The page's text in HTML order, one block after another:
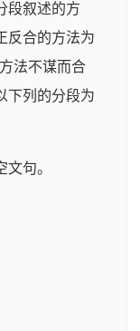
段叙述的方
反合的方法为
法不谋而合
下列的分段为
句。